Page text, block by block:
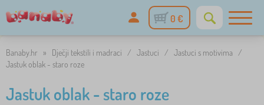
0 €
Banaby.hr » Dječji tekstili i madraci / Jastuci / Jastuci s motivima
/
Jastuk oblak - staro roze
Jastuk oblak - staro roze